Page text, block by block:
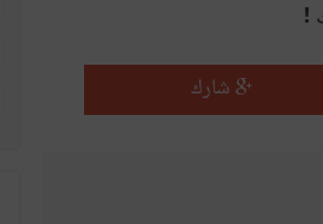
!
شارك